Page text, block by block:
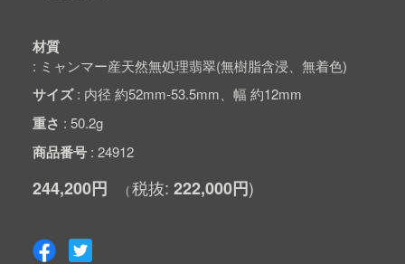
材質
ミャンマー産天然無処理翡翠(無樹脂含浸、無着色)
サイズ 内径 約52mm-53.5mm、幅 約12mm
重さ 50.2g
商品番号 24912
244,200円 222,000円